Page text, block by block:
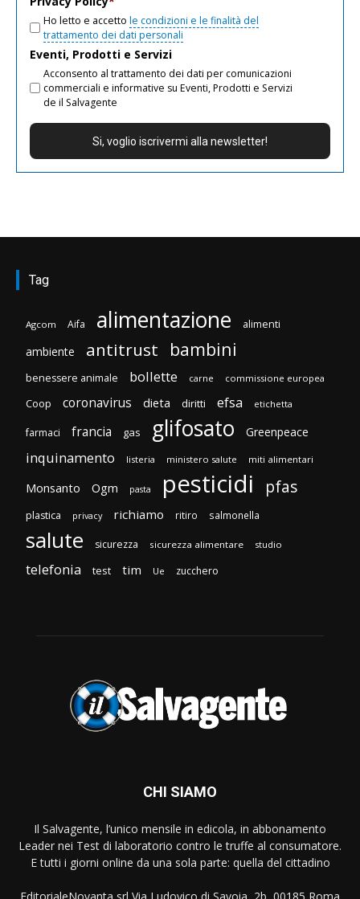
Ho letto e accetto le condizioni e le finalità del
trattamento dei dati personali
Eventi, Prodotti e Servizi
Acconsento al trattamento dei dati per comunicazioni
commerciali e informative su Eventi, Prodotti e Servizi
de il Salvagente
Tag
Agcom Aifa alimentazione alimenti
ambiente antitrust bambini
benessere animale bollette carne commissione europea
Coop coronavirus dieta diritti efsa etichetta
farmaci francia gas glifosato Greenpeace
inquinamento listeria ministero salute miti alimentari
Monsanto Ogm pasta pesticidi pfas
plastica privacy richiamo ritiro salmonella
salute sicurezza sicurezza alimentare studio
telefonia test tim Ue zucchero
CHI SIAMO
Il Salvagente, l’unico mensile in edicola, in abbonamento
Leader nei Test di laboratorio contro le truffe al consumatore.
E tutti i giorni online da una sola parte: quella del cittadino
EditorialeNovanta srl Via Ludovico di Savoia, 2b, 00185 Roma